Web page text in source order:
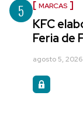
5 MARCAS
KFC
Feria de
agosto 5, 2026